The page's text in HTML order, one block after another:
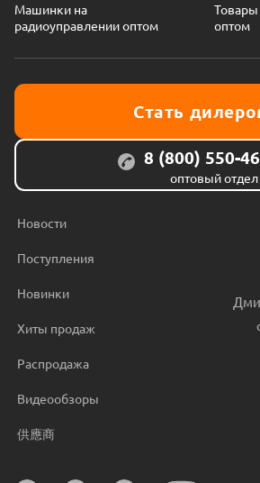
Машинки на
радиоуправлении оптом
Товары
оптом
Стать
8 (800) 550-
оптовый отдел
Новости
Поступления
Новинки
Хиты продаж
Распродажа
Видеообзоры
供應商